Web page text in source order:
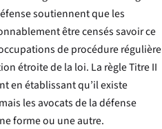
soutiennent que les
être censés savoir ce
de procédure régulière
étroite de la loi. La règle Titre II
en établissant qu’il existe
les avocats de la défense
forme ou une autre.